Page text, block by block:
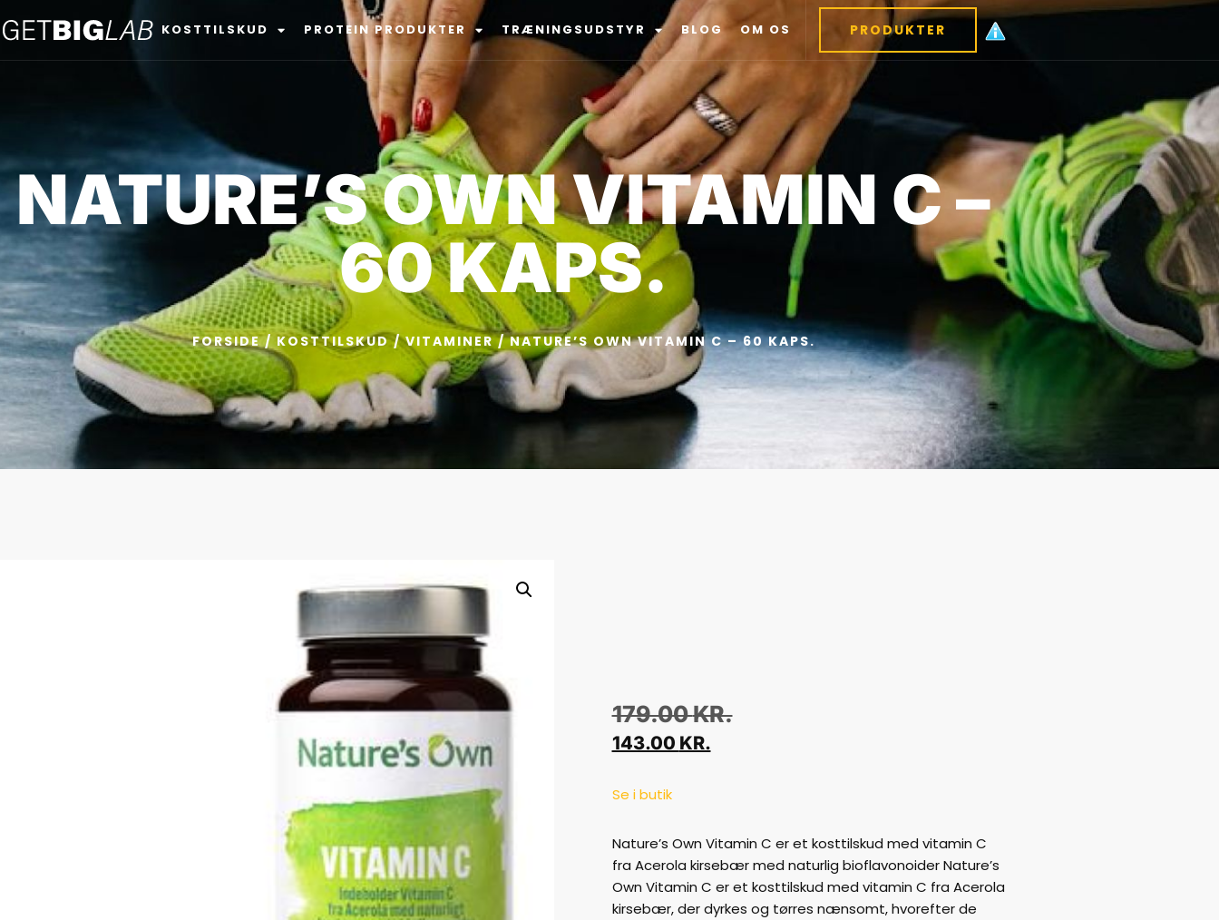
KOSTTILSKUD PROTEIN PRODUKTER TRÆNINGSUDSTYR BLOG OM OS PRODUKTER
NATURE’S OWN VITAMIN C –
60 KAPS.
FORSIDE/ KOSTTILSKUD/VITAMINER/ NATURE’S OWN VITAMIN C – 60 KAPS.
179.00KR.
143.00 KR.
Se i butik
Nature’s Own Vitamin C er et kosttilskud med vitamin C
fra Acerola kirsebær med naturlig bioflavonoider Nature’s
Own Vitamin C er et kosttilskud med vitamin C fra Acerola
kirsebær, der dyrkes og tørres nænsomt, hvorefter de